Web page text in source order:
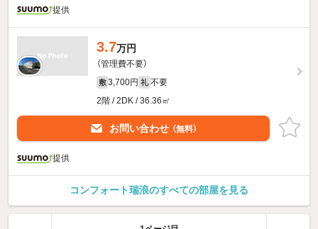
提供
3.7万円
（管理費不要）
敷 3,700円 礼 不要
2階 / 2DK / 36.36㎡
お問い合わせ （無料）
提供
コンフォート瑞浪のすべての部屋を見る